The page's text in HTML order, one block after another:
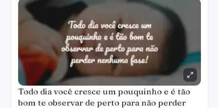
Todo dia você cresce um pouquinho e é tão
bom te observar de perto para não perder